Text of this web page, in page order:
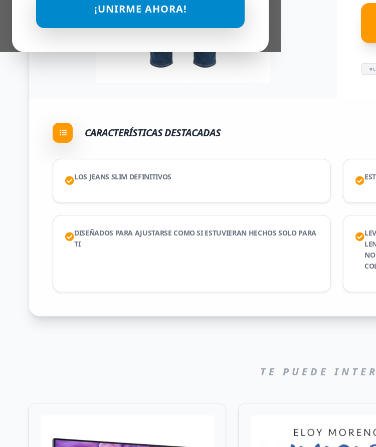
¡UNIRME AHORA!
CARACTERÍSTICAS DESTACADAS
LOS JEANS SLIM DEFINITIVOS
DISEÑADOS PARA AJUSTARSE COMO SI ESTUVIERAN HECHOS SOLO PARA
TI
TE PUEDE